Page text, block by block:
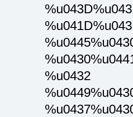
%u0432